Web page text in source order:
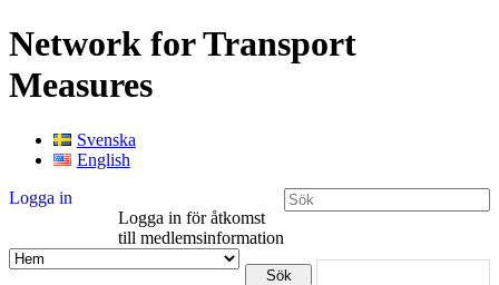
Network for Transport
Measures
Svenska
English
Logga in
Logga in för åtkomst
till medlemsinformation